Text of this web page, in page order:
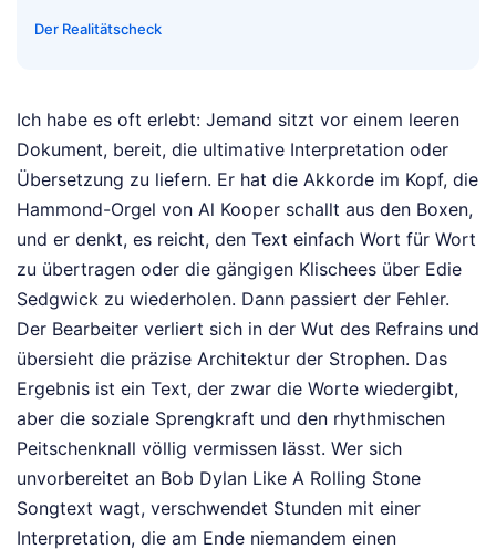
Der Realitätscheck
Ich habe es oft erlebt: Jemand sitzt vor einem leeren
Dokument, bereit, die ultimative Interpretation oder
Übersetzung zu liefern. Er hat die Akkorde im Kopf, die
Hammond-Orgel von Al Kooper schallt aus den Boxen,
und er denkt, es reicht, den Text einfach Wort für Wort
zu übertragen oder die gängigen Klischees über Edie
Sedgwick zu wiederholen. Dann passiert der Fehler.
Der Bearbeiter verliert sich in der Wut des Refrains und
übersieht die präzise Architektur der Strophen. Das
Ergebnis ist ein Text, der zwar die Worte wiedergibt,
aber die soziale Sprengkraft und den rhythmischen
Peitschenknall völlig vermissen lässt. Wer sich
unvorbereitet an Bob Dylan Like A Rolling Stone
Songtext wagt, verschwendet Stunden mit einer
Interpretation, die am Ende niemandem einen